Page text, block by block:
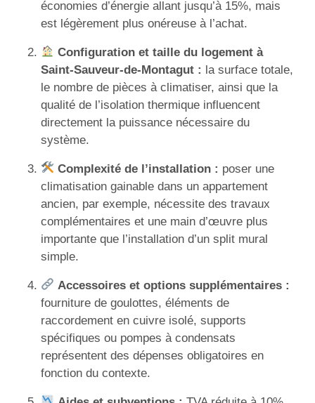
économies d’énergie allant jusqu’à 15%, mais
est légèrement plus onéreuse à l’achat.
Configuration et taille du logement à
Saint-Sauveur-de-Montagut : la surface totale,
le nombre de pièces à climatiser, ainsi que la
qualité de l’isolation thermique influencent
directement la puissance nécessaire du
système.
Complexité de l’installation : poser une
climatisation gainable dans un appartement
ancien, par exemple, nécessite des travaux
complémentaires et une main d’œuvre plus
importante que l’installation d’un split mural
simple.
Accessoires et options supplémentaires :
fourniture de goulottes, éléments de
raccordement en cuivre isolé, supports
spécifiques ou pompes à condensats
représentent des dépenses obligatoires en
fonction du contexte.